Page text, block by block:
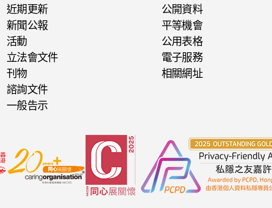
近期更新
新聞公報
活動
立法會文件
刊物
諮詢文件
一般告示
公開資料
平等機會
公用表格
電子服務
相關網址